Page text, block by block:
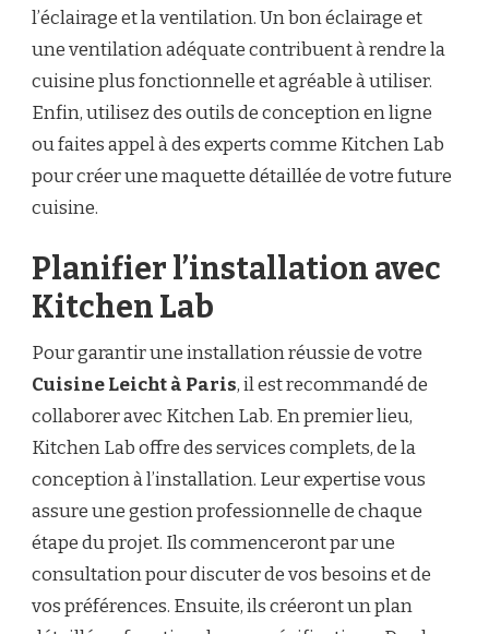
l’éclairage et la ventilation. Un bon éclairage et
une ventilation adéquate contribuent à rendre la
cuisine plus fonctionnelle et agréable à utiliser.
Enfin, utilisez des outils de conception en ligne
ou faites appel à des experts comme Kitchen Lab
pour créer une maquette détaillée de votre future
cuisine.
Planifier l’installation avec
Kitchen Lab
Pour garantir une installation réussie de votre
Cuisine Leicht à Paris, il est recommandé de
collaborer avec Kitchen Lab. En premier lieu,
Kitchen Lab offre des services complets, de la
conception à l’installation. Leur expertise vous
assure une gestion professionnelle de chaque
étape du projet. Ils commenceront par une
consultation pour discuter de vos besoins et de
vos préférences. Ensuite, ils créeront un plan